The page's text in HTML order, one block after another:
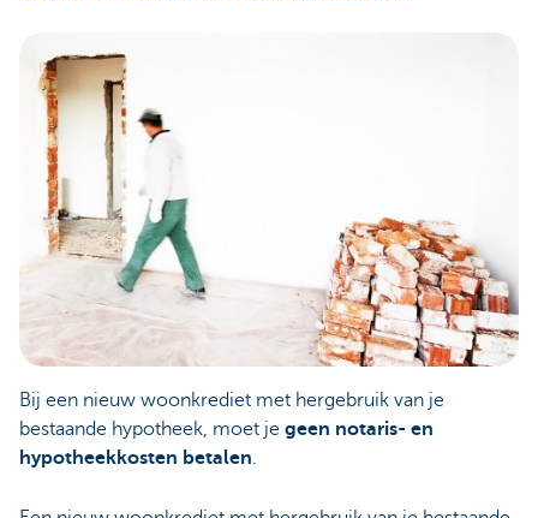
Bij een nieuw woonkrediet met hergebruik van je
bestaande hypotheek, moet je geen notaris- en
hypotheekkosten betalen.